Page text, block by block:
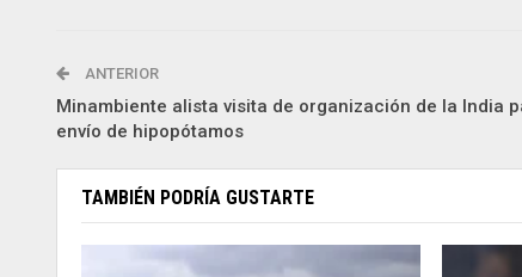
ANTERIOR
Minambiente alista visita de organización de la India
envío de hipopótamos
TAMBIÉN PODRÍA GUSTARTE